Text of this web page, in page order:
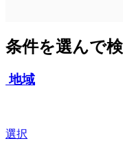
条件を選んで
地域
選択